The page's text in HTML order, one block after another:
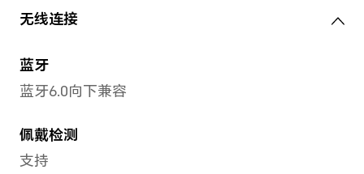
传感器
电容传感器，霍尔传感器